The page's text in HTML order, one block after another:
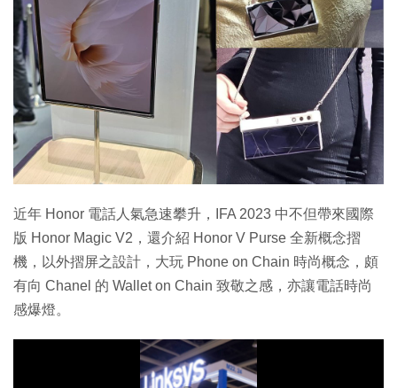
近年 Honor 電話人氣急速攀升，IFA 2023 中不但帶來國際
版 Honor Magic V2，還介紹 Honor V Purse 全新概念摺
機，以外摺屏之設計，大玩 Phone on Chain 時尚概念，頗
有向 Chanel 的 Wallet on Chain 致敬之感，亦讓電話時尚
感爆燈。